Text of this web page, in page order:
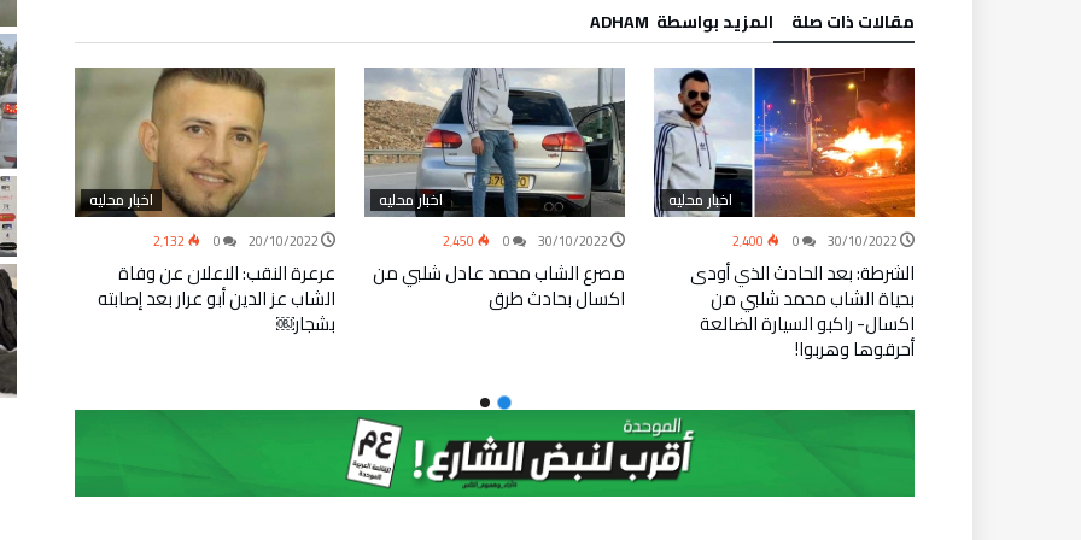
‫مقالات ذات صلة‬ ‫‫المزيد بواسطة‬ ‬ ADHAM
اخبار محليه
30/10/2022 2٬400
الشرطة: بعد الحادث الذي أودى
بحياة الشاب محمد شلبي من
اكسال- راكبو السيارة الضالعة
أحرقوها وهربوا!
اخبار محليه
30/10/2022 2٬450
مصرع الشاب محمد عادل شلبي من
اكسال بحادث طرق
اخبار محليه
20/10/2022 2٬132
عرعرة النقب: الاعلان عن وفاة
الشاب عز الدين أبو عرار بعد إصابته
بشجار￼